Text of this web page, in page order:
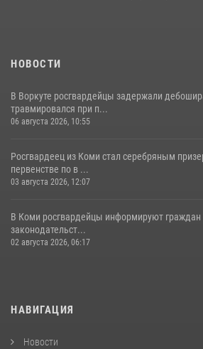
НОВОСТИ
В Воркуте росгвардейцы задержали
травмировался при п...
06 августа 2026, 10:55
Росгвардеец из Коми стал серебряным
первенстве по в ...
03 августа 2026, 12:07
В Коми росгвардейцы информируют граждан
законодательст...
02 августа 2026, 06:17
НАВИГАЦИЯ
Новости